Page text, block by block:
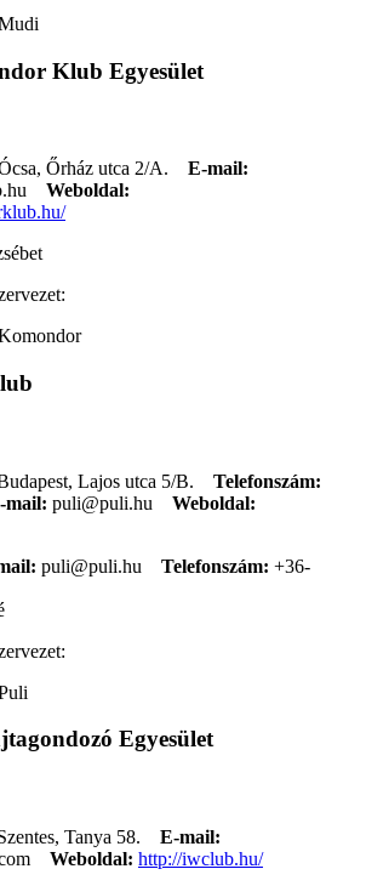
Klub Egyesület
Őrház utca 2/A. E-mail:
Weboldal:
Lajos utca 5/B. Telefonszám:
mail: puli@puli.hu
Weboldal:
puli@puli.hu Telefonszám: +36-
Egyesület
Tanya 58. E-mail:
Weboldal: http://iwclub.hu/